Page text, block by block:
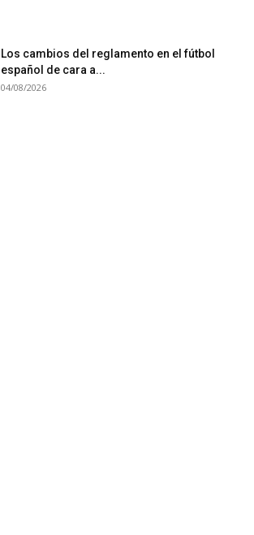
Los cambios del reglamento en el fútbol
español de cara a...
04/08/2026